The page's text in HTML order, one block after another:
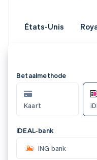
Uni Pays-Bas
Uni Pays-Bas
Select a payment method
AU BECS Debit
Bank account
123-456